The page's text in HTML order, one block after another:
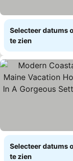
Selecteer datums
te zien
Selecteer datums
te zien